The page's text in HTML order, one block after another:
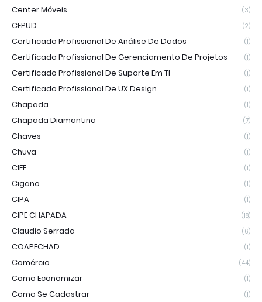
Center Móveis (3)
CEPUD (2)
Certificado Profissional De Análise De Dados (1)
Certificado Profissional De Gerenciamento De Projetos (1)
Certificado Profissional De Suporte Em TI (1)
Certificado Profissional De UX Design (1)
Chapada (1)
Chapada Diamantina (7)
Chaves (1)
Chuva (1)
CIEE (1)
Cigano (1)
CIPA (1)
CIPE CHAPADA (18)
Claudio Serrada (6)
COAPECHAD (1)
Comércio (44)
Como Economizar (1)
Como Se Cadastrar (1)